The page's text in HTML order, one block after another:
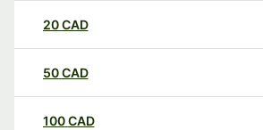
20CAD
50CAD
100CAD